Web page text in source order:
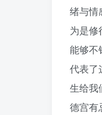
绪与情
为是修
能够不
代表了
生给我
德宫有